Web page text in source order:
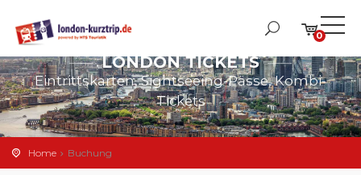
0
LONDON TICKETS
Eintrittskarten, Sightseeing-Pässe, Kombi-
Tickets
Home Buchung